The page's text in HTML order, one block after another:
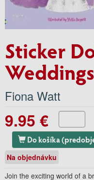
Sticker
Weddings
Fiona Watt
9.95 €
Do košíka
Na objednávku
Join the exciting world of a